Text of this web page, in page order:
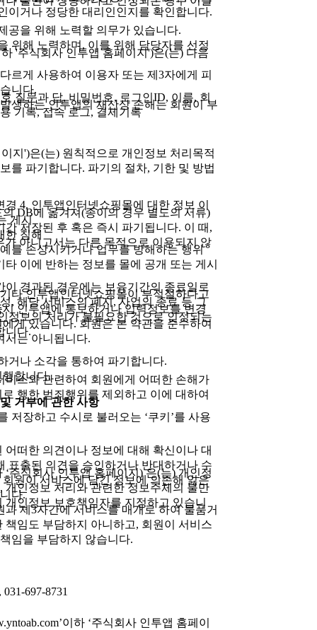
공을 위해 노력할 의무가 있습니다.
위해 노력하며, 이를 위해 담당자를 선정
르게 사용하여 이용자 또는 제3자에게 피
니다.
생하는 인투앱의 재산상 손해는 회원이 부
4. 인투앱인터넷쇼핑몰에 대한 정보 이
게시
한 침해
를 손상시키거나 업무를 방해하는 행위
이에 반하는 정보를 몰에 공개 또는 게시
타 인투앱인터넷쇼핑몰이 부적절하다고
인투앱에 통보하거나 입력정보를 변경
게 있습니다. 회원은 본 약관을 준수하여
서는 아니됩니다.
스와 관련하여 회원에게 어떠한 손해가
행한 범죄행위를 제외하고 이에 대하여
떠한 의견이나 정보에 대해 확신이나 대
표출된 의견을 승인하거나 반대하거나 수
원이 서비스에 담긴 정보에 의존해 잃은
다.
제3자간에 서비스를 매개로 하여 물품거
임도 부담하지 아니하고, 회원이 서비스
임을 부담하지 않습니다.
이거나 정당한 대리인인지를 확인합니다.
'주식회사 인투앱 홈페이지')은(는) 다음
질문과 답, 비밀번호, 로그인ID, 이름, 회
기록, 접속 로그, 결제기록
지')은(는) 원칙적으로 개인정보 처리목적
를 파기합니다. 파기의 절차, 기한 및 방법
DB에 옮겨져(종이의 경우 별도의 서류)
저장된 후 혹은 즉시 파기됩니다. 이 때,
아니고서는 다른 목적으로 이용되지 않
경과된 경우에는 보유기간의 종료일로
, 해당 서비스의 폐지, 사업의 종료 등 그
정보의 처리가 불필요한 것으로 인정되는
니다.
거나 소각을 통하여 파기합니다.
합니다.
거부에 관한 사항
저장하고 수시로 불러오는 ‘쿠키’를 사용
주식회사 인투앱 홈페이지) 은(는) 개인정
인정보 처리와 관련한 정보주체의 불만
인정보 보호책임자를 지정하고 있습니
697-8731
이하 ‘주식회사 인투앱 홈페이